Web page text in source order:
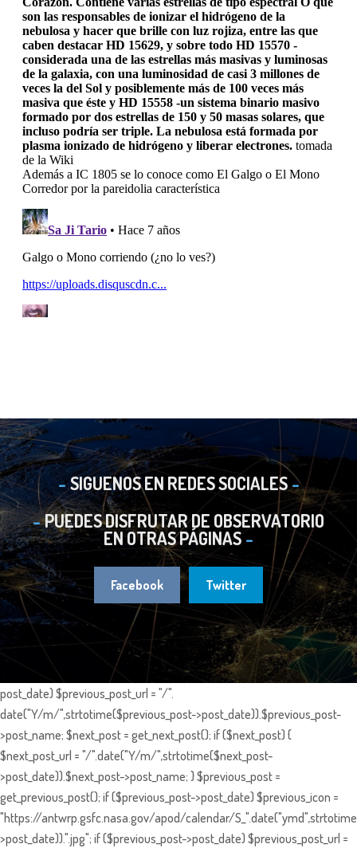
SIGUENOS EN REDES SOCIALES
PUEDES DISFRUTAR DE OBSERVATORIO
EN OTRAS PÁGINAS
Facebook Twitter
post_date) $previous_post_url = "/".
date("Y/m/",strtotime($previous_post->post_date)).$previous_post-
>post_name; $next_post = get_next_post(); if ($next_post) {
$next_post_url = "/".date("Y/m/",strtotime($next_post-
>post_date)).$next_post->post_name; } $previous_post =
get_previous_post(); if ($previous_post->post_date) $previous_icon =
"https://antwrp.gsfc.nasa.gov/apod/calendar/
>post_date)).".jpg"; if ($previous_post->post_date) $previous_post_url =